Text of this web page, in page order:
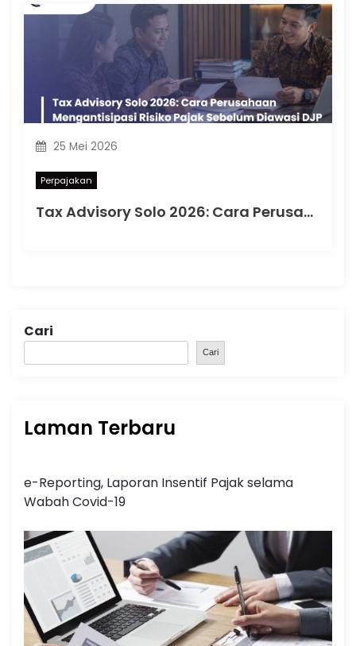
25 Mei 2026
Perpajakan
Tax Advisory Solo 2026: Cara Perusahaan Mengantisipasi Risiko Pajak Sebelum Diawasi DJP
Cari
Cari
Laman Terbaru
e-Reporting, Laporan Insentif Pajak selama
Wabah Covid-19